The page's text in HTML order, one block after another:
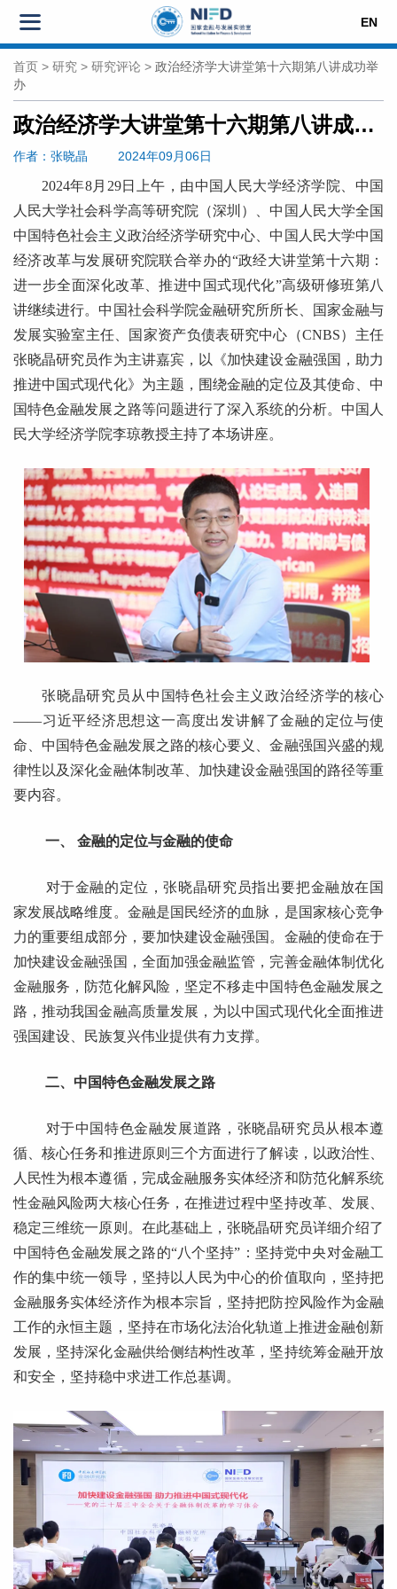
EN
首页 > 研究 > 研究评论 > 政治经济学大讲堂第十六期第八讲成功举
办
政治经济学大讲堂第十六期第八讲成功举办
作者 ：张晓晶 2024年09月06日
2024年8月29日上午，由中国人民大学经济学院、中国
人民大学社会科学高等研究院（深圳）、中国人民大学全国
中国特色社会主义政治经济学研究中心、中国人民大学中国
经济改革与发展研究院联合举办的“政经大讲堂第十六期：
进一步全面深化改革、推进中国式现代化”高级研修班第八
讲继续进行。中国社会科学院金融研究所所长、国家金融与
发展实验室主任、国家资产负债表研究中心（CNBS）主任
张晓晶研究员作为主讲嘉宾，以《加快建设金融强国，助力
推进中国式现代化》为主题，围绕金融的定位及其使命、中
国特色金融发展之路等问题进行了深入系统的分析。中国人
民大学经济学院李琼教授主持了本场讲座。
张晓晶研究员从中国特色社会主义政治经济学的核心
——习近平经济思想这一高度出发讲解了金融的定位与使
命、中国特色金融发展之路的核心要义、金融强国兴盛的规
律性以及深化金融体制改革、加快建设金融强国的路径等重
要内容。
一、 金融的定位与金融的使命
对于金融的定位，张晓晶研究员指出要把金融放在国
家发展战略维度。金融是国民经济的血脉，是国家核心竞争
力的重要组成部分，要加快建设金融强国。金融的使命在于
加快建设金融强国，全面加强金融监管，完善金融体制优化
金融服务，防范化解风险，坚定不移走中国特色金融发展之
路，推动我国金融高质量发展，为以中国式现代化全面推进
强国建设、民族复兴伟业提供有力支撑。
二、中国特色金融发展之路
对于中国特色金融发展道路，张晓晶研究员从根本遵
循、核心任务和推进原则三个方面进行了解读，以政治性、
人民性为根本遵循，完成金融服务实体经济和防范化解系统
性金融风险两大核心任务，在推进过程中坚持改革、发展、
稳定三维统一原则。在此基础上，张晓晶研究员详细介绍了
中国特色金融发展之路的“八个坚持”：坚持党中央对金融工
作的集中统一领导，坚持以人民为中心的价值取向，坚持把
金融服务实体经济作为根本宗旨，坚持把防控风险作为金融
工作的永恒主题，坚持在市场化法治化轨道上推进金融创新
发展，坚持深化金融供给侧结构性改革，坚持统筹金融开放
和安全，坚持稳中求进工作总基调。